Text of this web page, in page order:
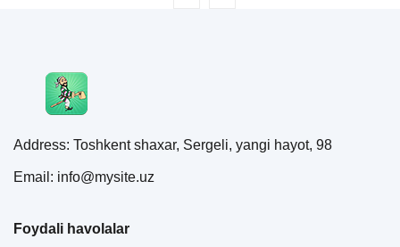
Address: Toshkent shaxar, Sergeli, yangi hayot, 98
Email: info@mysite.uz
Foydali havolalar